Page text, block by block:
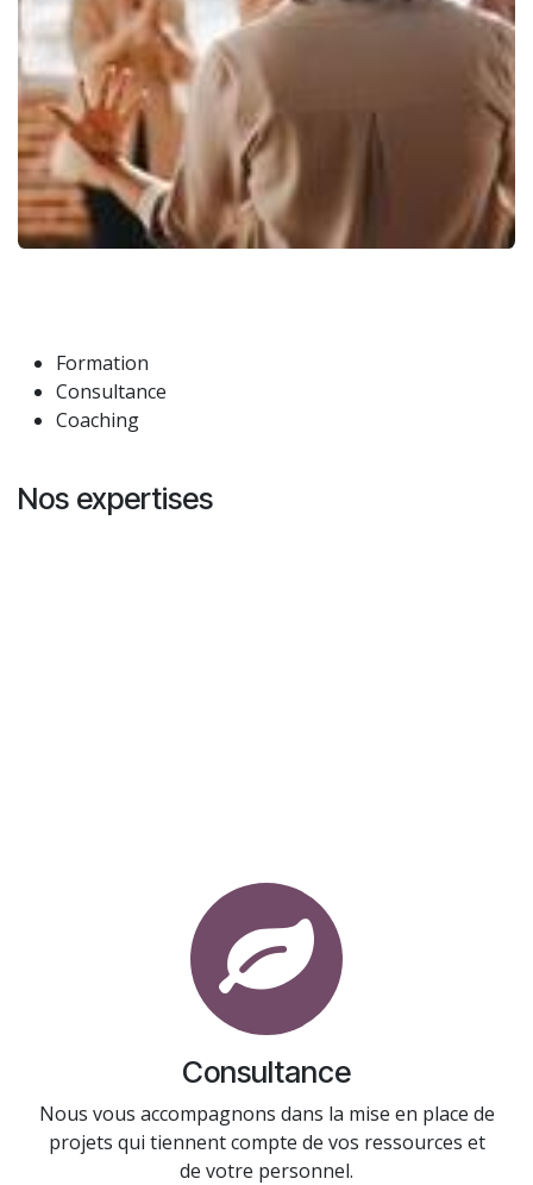
Formation
Consultance
Coaching
Nos expertises
Consultance
Nous vous accompagnons dans la mise en place de
projets qui tiennent compte de vos ressources et
de votre personnel.